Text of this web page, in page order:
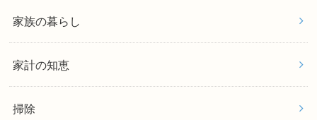
家族の暮らし
家計の知恵
掃除